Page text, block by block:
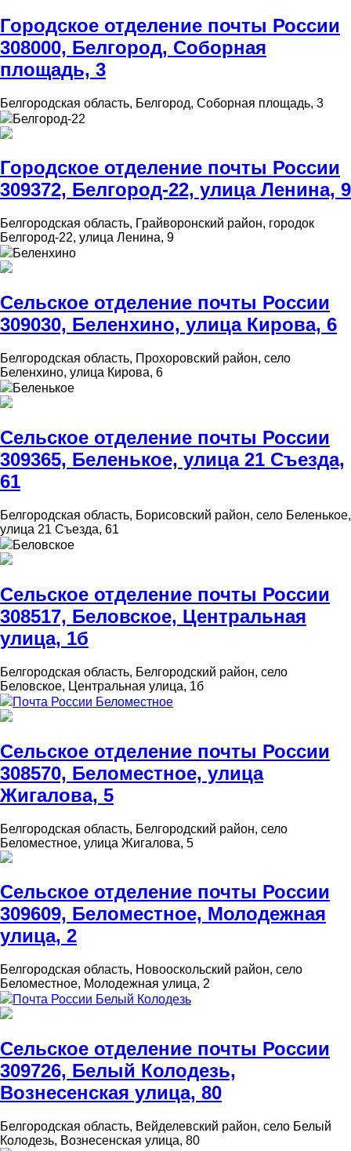
Городское отделение почты России
308000, Белгород, Соборная
площадь, 3
Белгородская область, Белгород, Соборная площадь, 3
Белгород-22
Городское отделение почты России
309372, Белгород-22, улица Ленина, 9
Белгородская область, Грайворонский район, городок
Белгород-22, улица Ленина, 9
Беленхино
Сельское отделение почты России
309030, Беленхино, улица Кирова, 6
Белгородская область, Прохоровский район, село
Беленхино, улица Кирова, 6
Беленькое
Сельское отделение почты России
309365, Беленькое, улица 21 Съезда,
61
Белгородская область, Борисовский район, село Беленькое,
улица 21 Съезда, 61
Беловское
Сельское отделение почты России
308517, Беловское, Центральная
улица, 1б
Белгородская область, Белгородский район, село
Беловское, Центральная улица, 1б
Почта России Беломестное
Сельское отделение почты России
308570, Беломестное, улица
Жигалова, 5
Белгородская область, Белгородский район, село
Беломестное, улица Жигалова, 5
Сельское отделение почты России
309609, Беломестное, Молодежная
улица, 2
Белгородская область, Новооскольский район, село
Беломестное, Молодежная улица, 2
Почта России Белый Колодезь
Сельское отделение почты России
309726, Белый Колодезь,
Вознесенская улица, 80
Белгородская область, Вейделевский район, село Белый
Колодезь, Вознесенская улица, 80